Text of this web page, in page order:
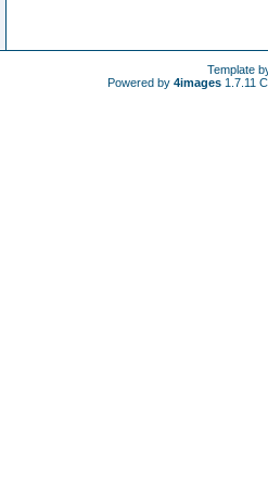
Template
Powered by 4images 1.7.11